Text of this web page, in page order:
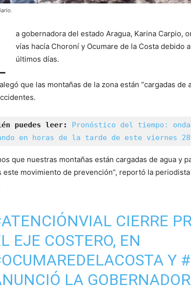
a gobernadora del estado Aragua, Karina Carpio,
vías hacía Choroní y Ocumare de la Costa debido
últimos días.
que las montañas de la zona están “cargadas de
puedes leer: Pronóstico del tiempo:
en horas de la tarde de este viernes
que nuestras montañas están cargadas de agua y
este movimiento de prevención”, reportó la
CIERRE
EJE COSTERO, EN
Y
LA